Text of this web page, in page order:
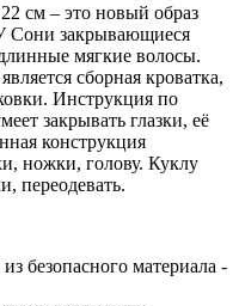
см – это новый образ
Сони закрывающиеся
мягкие волосы.
сборная кроватка,
Инструкция по
закрывать глазки, её
конструкция
ножки, голову. Куклу
переодевать.
безопасного материала -